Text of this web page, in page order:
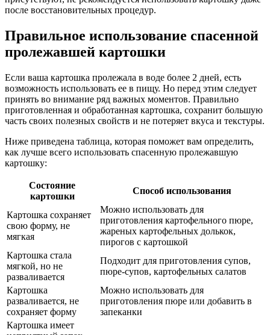
после восстановительных процедур.
Правильное использование спасенной
пролежавшей картошки
Если ваша картошка пролежала в воде более 2 дней, есть
возможность использовать ее в пищу. Но перед этим следует
принять во внимание ряд важных моментов. Правильно
приготовленная и обработанная картошка, сохранит большую
часть своих полезных свойств и не потеряет вкуса и текстуры.
Ниже приведена таблица, которая поможет вам определить,
как лучше всего использовать спасенную пролежавшую
картошку:
Состояние
картошки
Способ использования
Картошка сохраняет
свою форму, не
мягкая
Можно использовать для
приготовления картофельного пюре,
жареных картофельных долькок,
пирогов с картошкой
Картошка стала
мягкой, но не
разваливается
Подходит для приготовления супов,
пюре-супов, картофельных салатов
Картошка
разваливается, не
сохраняет форму
Можно использовать для
приготовления пюре или добавить в
запеканки
Картошка имеет